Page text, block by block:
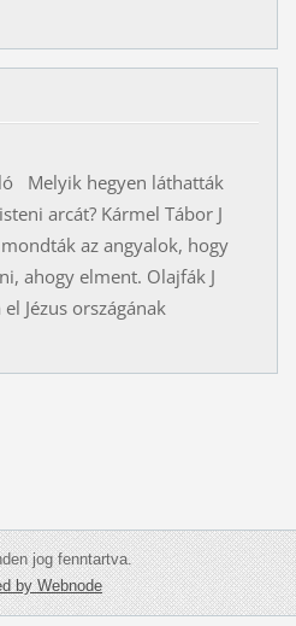
Melyik hegyen láthatták
arcát? Kármel Tábor J
az angyalok, hogy
ahogy elment. Olajfák J
Jézus országának
jog fenntartva.
by Webnode